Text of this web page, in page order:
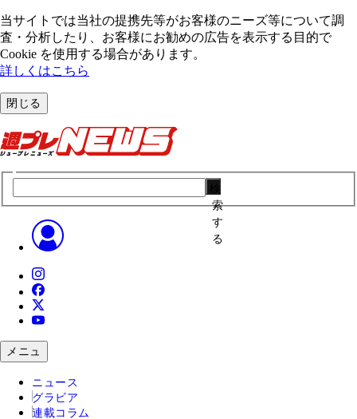
当サイトでは当社の提携先等がお客様のニーズ等について調
査・分析したり、お客様にお勧めの広告を表⽰する⽬的で
Cookie を使⽤する場合があります。
詳しくはこちら
閉じる
索
す
る
メニュ
ニュース
グラビア
連載コラム